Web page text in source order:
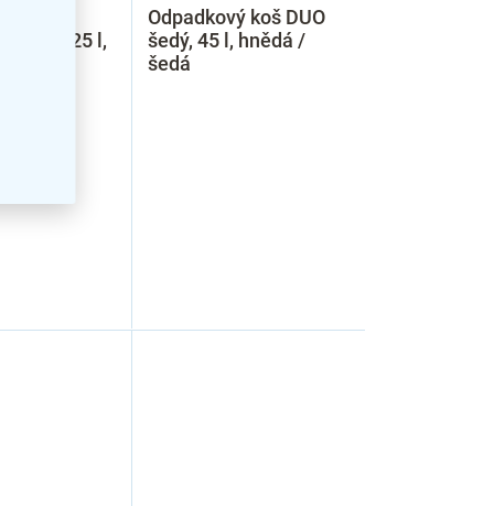
víkem, 25 l,
Odpadkový koš DUO
šedý, 45 l, hnědá /
šedá